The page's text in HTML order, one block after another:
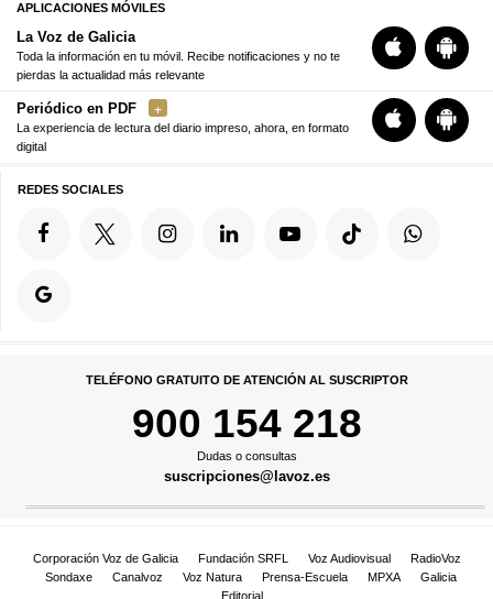
APLICACIONES MÓVILES
La Voz de Galicia
Toda la información en tu móvil. Recibe notificaciones y no te
pierdas la actualidad más relevante
Periódico en PDF
La experiencia de lectura del diario impreso, ahora, en formato
digital
REDES SOCIALES
TELÉFONO GRATUITO DE ATENCIÓN AL SUSCRIPTOR
900 154 218
Dudas o consultas
suscripciones@lavoz.es
Corporación Voz de Galicia Fundación SRFL Voz Audiovisual
RadioVoz
Sondaxe
Canalvoz Voz Natura Prensa-Escuela MPXA
Galicia
Editorial